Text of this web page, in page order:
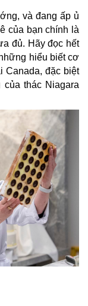
và đang ấp ủ
của bạn chính là
đủ. Hãy đọc hết
hiểu biết cơ
Canada, đặc biệt
thác Niagara